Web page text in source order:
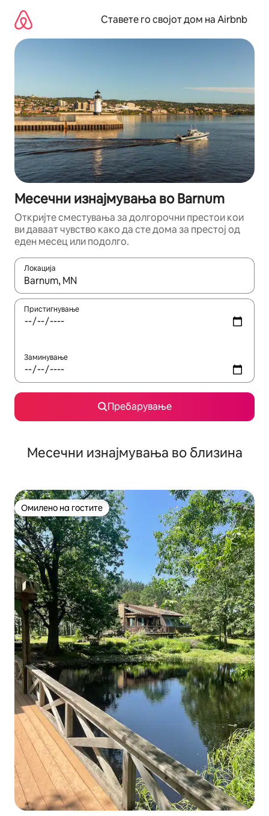
содржина
Ставете го својот дом на Airbnb
Месечни изнајмувања во Barnum
Откријте сместувања за долгорочни престои кои
ви даваат чувство како да сте дома за престој од
еден месец или подолго.
Локација
Кога резултатите се достапни, движете се со копчињата
Пристигнување
Заминување
Пребарување
Месечни изнајмувања во близина
Омилено на гостите
Омилено на гостите